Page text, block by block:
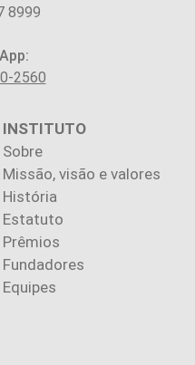
8999
2560
INSTITUTO
Sobre
Missão, visão e valores
História
Estatuto
Prêmios
Fundadores
Equipes